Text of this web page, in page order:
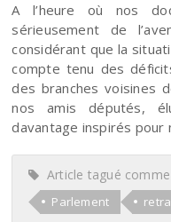
A l’heure où nos
sérieusement de
considérant que la
compte tenu des
des branches voisines
nos amis députés,
davantage inspirés pour
Article tagué comme
Parlement